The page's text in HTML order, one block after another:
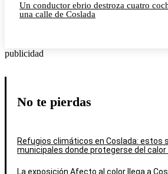
Un conductor ebrio destroza cuatro
una calle de Coslada
publicidad
No te pierdas
Refugios climáticos en Coslada: estos
municipales donde protegerse del
La exposición Afecto al color llega a